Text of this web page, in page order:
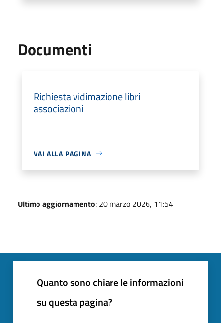
Documenti
Richiesta vidimazione libri
associazioni
VAI ALLA PAGINA
Ultimo aggiornamento: 20 marzo 2026, 11:54
Quanto sono chiare le informazioni
su questa pagina?